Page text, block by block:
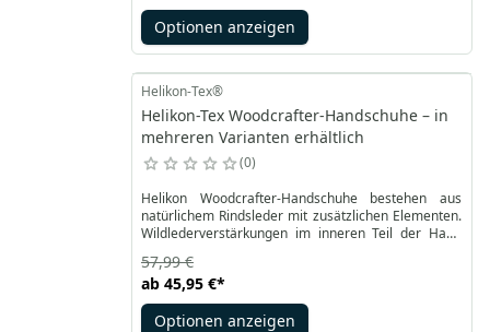
Verrutschen und verhindern Erfrierungen. Sie
werden sich in taktischen Feldeinsätzen bewähren.
Optionen anzeigen
Helikon-Tex®
Helikon-Tex Woodcrafter-Handschuhe – in
mehreren Varianten erhältlich
0
Helikon Woodcrafter-Handschuhe bestehen aus
natürlichem Rindsleder mit zusätzlichen Elementen.
Wildlederverstärkungen im inneren Teil der Hand
sichereren Griff. Das Design sorgt für Komfort auch
bei längerem Einsatz bei intensiven Arbeiten. Die
Manschette aus strapazierfähigem Klebeband stärkt
die Handschuhe und erleichtert das Anziehen.
ab 45,95 €*
57,99 €
Optionen anzeigen